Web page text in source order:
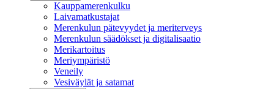
Kauppamerenkulku
Laivamatkustajat
Merenkulun pätevyydet ja meriterveys
Merenkulun säädökset ja digitalisaatio
Merikartoitus
Meriympäristö
Veneily
Vesiväylät ja satamat